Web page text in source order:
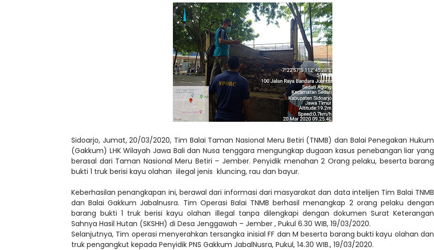
Sidoarjo, Jumat, 20/03/2020, Tim Balai Taman Nasional Meru Betiri (TNMB) dan Balai Penegakan Hukum
(Gakkum) LHK Wilayah Jawa Bali dan Nusa tenggara mengungkap dugaan kasus penebangan liar yang
berasal dari Taman Nasional Meru Betiri – Jember. Penyidik menahan 2 Orang pelaku, beserta barang
bukti 1 truk berisi kayu olahan iilegal jenis kluncing, rau dan bayur.
Keberhasilan penangkapan ini, berawal dari informasi dari masyarakat dan data intelijen Tim Balai TNMB
dan Balai Gakkum Jabalnusra. Tim Operasi Balai TNMB berhasil menangkap 2 orang pelaku dengan
barang bukti 1 truk berisi kayu olahan illegal tanpa dilengkapi dengan dokumen Surat Keterangan
Sahnya Hasil Hutan (SKSHH) di Desa Jenggawah – Jember , Pukul 6.30 WIB, 19/03/2020.
Selanjutnya, Tim operasi menyerahkan tersangka inisial FF dan M beserta barang bukti kayu olahan dan
truk pengangkut kepada Penyidik PNS Gakkum JabalNusra, Pukul, 14.30 WIB., 19/03/2020.